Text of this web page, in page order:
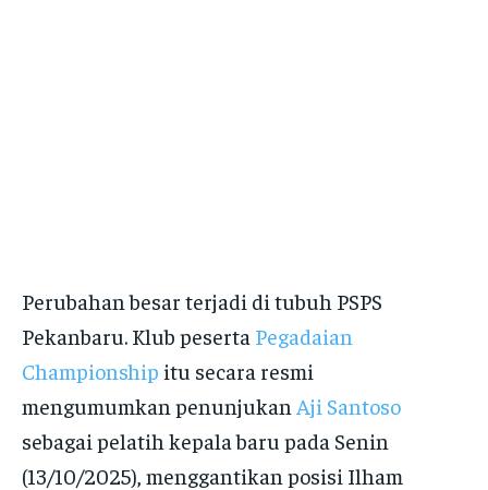
Perubahan besar terjadi di tubuh PSPS
Pekanbaru. Klub peserta Pegadaian
Championship itu secara resmi
mengumumkan penunjukan Aji Santoso
sebagai pelatih kepala baru pada Senin
(13/10/2025), menggantikan posisi Ilham